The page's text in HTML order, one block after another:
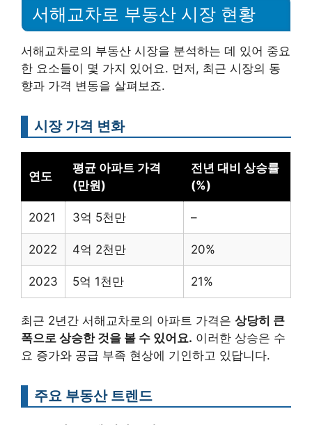
서해교차로 부동산 시장 현황
서해교차로의 부동산 시장을 분석하는 데 있어 중요
한 요소들이 몇 가지 있어요. 먼저, 최근 시장의 동
향과 가격 변동을 살펴보죠.
시장 가격 변화
연도
평균 아파트 가격
(만원)
전년 대비 상승률
(%)
2021 3억 5천만 –
2022 4억 2천만 20%
2023 5억 1천만 21%
최근 2년간 서해교차로의 아파트 가격은 상당히 큰
폭으로 상승한 것을 볼 수 있어요. 이러한 상승은 수
요 증가와 공급 부족 현상에 기인하고 있답니다.
주요 부동산 트렌드